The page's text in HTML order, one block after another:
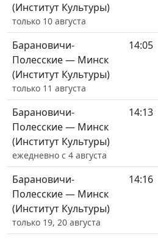
(Институт Культуры)
только 10 августа
Барановичи-
Полесские — Минск
(Институт Культуры)
только 11 августа
14:05
Барановичи-
Полесские — Минск
(Институт Культуры)
ежедневно с 4 августа
14:13
Барановичи-
Полесские — Минск
(Институт Культуры)
только 19, 20 августа
14:16